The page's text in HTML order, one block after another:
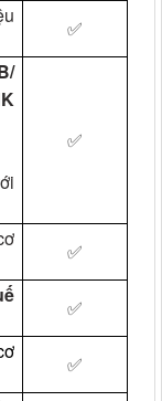
✅
✅
✅
✅
✅